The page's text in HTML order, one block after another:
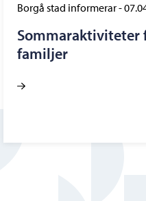
Borgå stad informerar-
Sommaraktiviteter
familjer